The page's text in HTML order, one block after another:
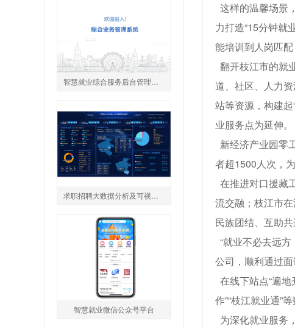
这样的温馨场景
力打造“15分钟就
能培训到人岗匹
翻开枝江市的就
道、社区、人力
站等资源，构建
业服务点为延伸。
新经济产业园零
者超1500人次，
在推进对口援藏
流交融；枝江市
民族团结、互助共
“就业不必去远
公司，顺利通过
在线下站点“遍
作”“枝江就业通”
为深化就业服务
智慧就业微信公众号平台